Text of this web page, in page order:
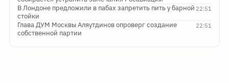
22:51
В Лондоне предложили в пабах запретить пить у барной
стойки
22:51
Глава ДУМ Москвы Аляутдинов опроверг создание
собственной партии